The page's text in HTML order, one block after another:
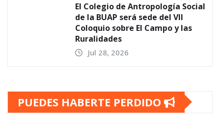
El Colegio de Antropología Social
de la BUAP será sede del VII
Coloquio sobre El Campo y las
Ruralidades
Jul 28, 2026
PUEDES HABERTE PERDIDO